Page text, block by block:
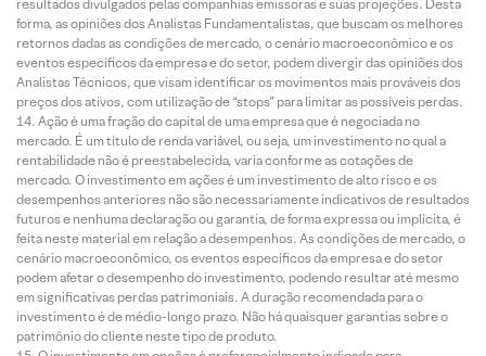
resultados divulgados pelas companhias emissoras e suas projeções. Desta
forma, as opiniões dos Analistas Fundamentalistas, que buscam os melhores
retornos dadas as condições de mercado, o cenário macroeconômico e os
eventos específicos da empresa e do setor, podem divergir das opiniões dos
Analistas Técnicos, que visam identificar os movimentos mais prováveis dos
preços dos ativos, com utilização de “stops” para limitar as possíveis perdas.
Ação é uma fração do capital de uma empresa que é negociada no
mercado. É um título de renda variável, ou seja, um investimento no qual a
rentabilidade não é preestabelecida, varia conforme as cotações de
mercado. O investimento em ações é um investimento de alto risco e os
desempenhos anteriores não são necessariamente indicativos de resultados
futuros e nenhuma declaração ou garantia, de forma expressa ou implícita, é
feita neste material em relação a desempenhos. As condições de mercado, o
cenário macroeconômico, os eventos específicos da empresa e do setor
podem afetar o desempenho do investimento, podendo resultar até mesmo
em significativas perdas patrimoniais. A duração recomendada para o
investimento é de médio-longo prazo. Não há quaisquer garantias sobre o
patrimônio do cliente neste tipo de produto.